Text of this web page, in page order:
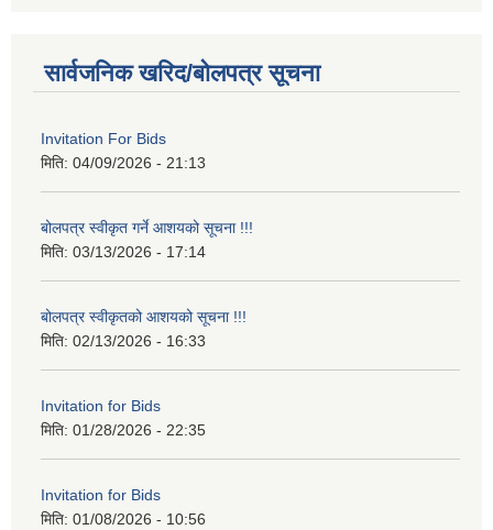
सार्वजनिक खरिद/बोलपत्र सूचना
Invitation For Bids
मिति: 04/09/2026 - 21:13
बोलपत्र स्वीकृत गर्ने आशयको सूचना !!!
मिति: 03/13/2026 - 17:14
बोलपत्र स्वीकृतको आशयको सूचना !!!
मिति: 02/13/2026 - 16:33
Invitation for Bids
मिति: 01/28/2026 - 22:35
Invitation for Bids
मिति: 01/08/2026 - 10:56